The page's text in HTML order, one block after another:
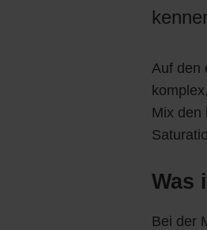
Auf den
Mix den
Was
Bei der